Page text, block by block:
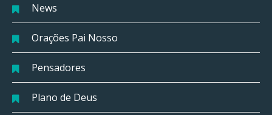
News
Orações Pai Nosso
Pensadores
Plano de Deus